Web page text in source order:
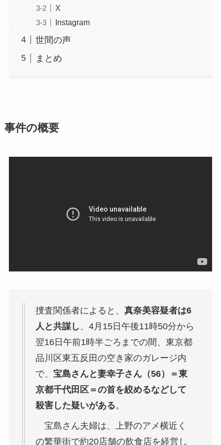
X
Instagram
世間の声
まとめ
事件の概要
捜査関係者によると、 真奈美容疑者は6
人と共謀し 、4月15日午後11時50分から
翌16日午前1時半ごろまでの間、東京都
品川区東五反田の空き家のガレージ内
で、 宝島さんと妻幸子さん（56）＝東
京都千代田区＝の首を絞めるなどして
殺害した疑いがある。
宝島さん夫婦は、上野のアメ横近く
の繁華街で約20店舗の飲食店を経営し